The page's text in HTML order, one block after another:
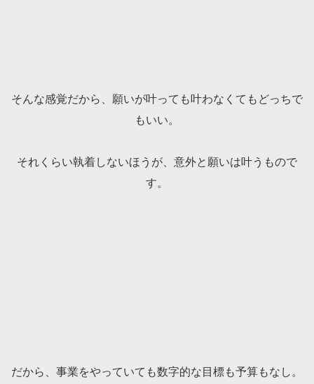
そんな感覚だから、願いが叶っても叶わなくてもどっちで
もいい。
それくらい執着しないほうが、意外と願いは叶うもので
す。
だから、事業をやっていても数字的な目標も予算もなし。